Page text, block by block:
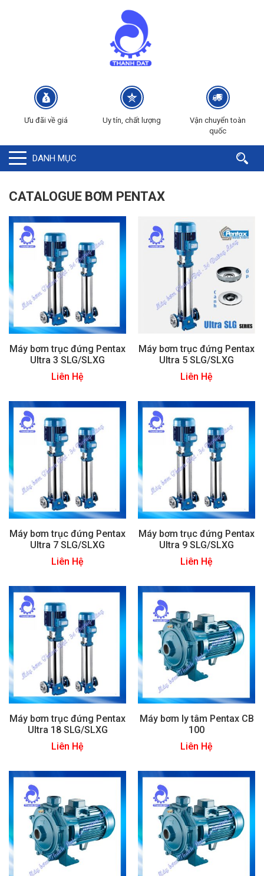
Ưu đãi về giá Uy tín, chất lượng
Vận chuyển toàn
quốc
DANH MỤC
CATALOGUE BƠM PENTAX
Máy bơm trục đứng Pentax
Ultra 3 SLG/SLXG
Liên Hệ
Máy bơm trục đứng Pentax
Ultra 5 SLG/SLXG
Liên Hệ
Máy bơm trục đứng Pentax
Ultra 7 SLG/SLXG
Liên Hệ
Máy bơm trục đứng Pentax
Ultra 9 SLG/SLXG
Liên Hệ
Máy bơm trục đứng Pentax
Ultra 18 SLG/SLXG
Liên Hệ
Máy bơm ly tâm Pentax CB
100
Liên Hệ